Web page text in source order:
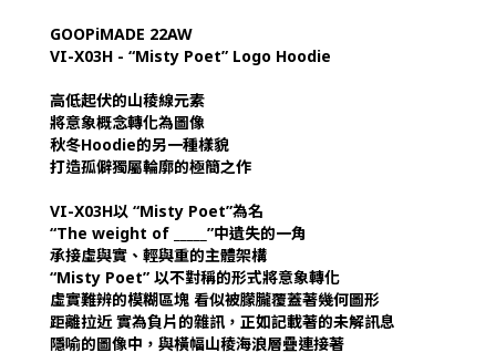
GOOPiMADE 22AW
VI-X03H - “Misty Poet” Logo Hoodie
高低起伏的山稜線元素
將意象概念轉化為圖像
秋冬Hoodie的另一種樣貌
打造孤僻獨屬輪廓的極簡之作
VI-X03H以 “Misty Poet”為名
“The weight of _____”中遺失的一角
承接虛與實、輕與重的主體架構
“Misty Poet” 以不對稱的形式將意象轉化
虛實難辨的模糊區塊 看似被朦朧覆蓋著幾何圖形
距離拉近 實為負片的雜訊，正如記載著的未解訊息
隱喻的圖像中，與橫幅山稜海浪層疊連接著